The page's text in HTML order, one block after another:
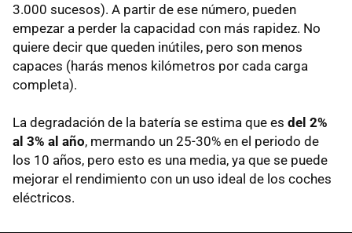
3.000 sucesos). A partir de ese número, pueden
empezar a perder la capacidad con más rapidez. No
quiere decir que queden inútiles, pero son menos
capaces (harás menos kilómetros por cada carga
completa).
La degradación de la batería se estima que es del 2%
al 3% al año, mermando un 25-30% en el periodo de
los 10 años, pero esto es una media, ya que se puede
mejorar el rendimiento con un uso ideal de los coches
eléctricos.